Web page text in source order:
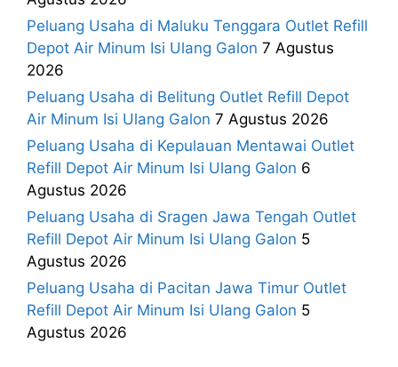
Peluang Usaha di Maluku Tenggara Outlet Refill
Depot Air Minum Isi Ulang Galon 7 Agustus
2026
Peluang Usaha di Belitung Outlet Refill Depot
Air Minum Isi Ulang Galon 7 Agustus 2026
Peluang Usaha di Kepulauan Mentawai Outlet
Refill Depot Air Minum Isi Ulang Galon 6
Agustus 2026
Peluang Usaha di Sragen Jawa Tengah Outlet
Refill Depot Air Minum Isi Ulang Galon 5
Agustus 2026
Peluang Usaha di Pacitan Jawa Timur Outlet
Refill Depot Air Minum Isi Ulang Galon 5
Agustus 2026